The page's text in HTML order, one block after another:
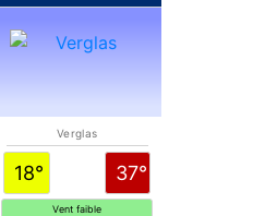
Verglas
18° 37°
Vent faible